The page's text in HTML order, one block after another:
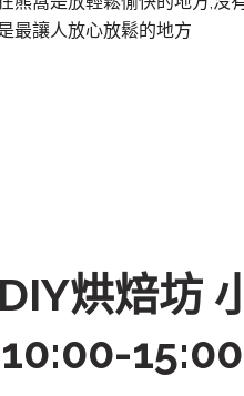
最讓人放心放鬆的地方
烘焙坊
15:00